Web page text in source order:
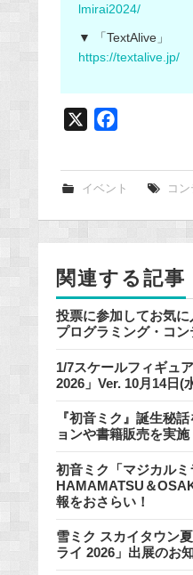
lmirai2024/
▼ 「TextAlive」
https://textalive.jp/
e
k
イベント コン
関連する記事
投票に参加してお気に
プログラミング・コン
1/7スケールフィギュ
2026」Ver. 10月14日(
『初音ミク』誕生秘
ョンや書籍販売を実施
初音ミク「マジカル
HAMAMATSU＆
報をおさらい！
雪ミク スカイタウン
ライ 2026」出展のお